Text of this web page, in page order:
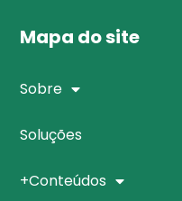
Mapa do site
Sobre
Soluções
+Conteúdos